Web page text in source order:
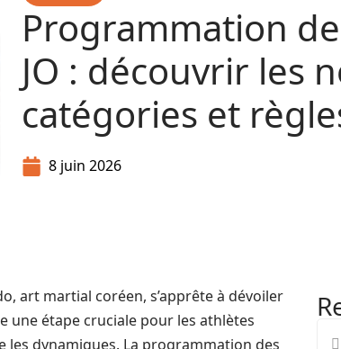
Programmation
JO : découvrir les
catégories et
8 juin 2026
art martial coréen, s’apprête à dévoiler
une étape cruciale pour les athlètes
les dynamiques. La programmation des